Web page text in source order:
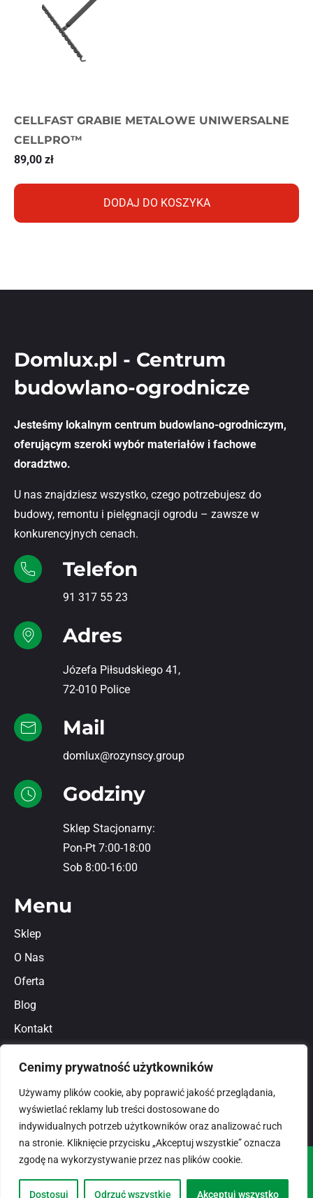
Cenimy prywatność użytkowników
Używamy plików cookie, aby poprawić jakość przeglądania,
wyświetlać reklamy lub treści dostosowane do
indywidualnych potrzeb użytkowników oraz analizować ruch
na stronie. Kliknięcie przycisku „Akceptuj wszystkie” oznacza
zgodę na wykorzystywanie przez nas plików cookie.
Dostosuj Odrzuć wszystkie Akceptuj wszystko
CELLFAST GRABIE METALOWE UNIWERSALNE
CELLPRO™
89,00 zł
DODAJ DO KOSZYKA
Domlux.pl - Centrum
budowlano-ogrodnicze
Jesteśmy lokalnym centrum budowlano-ogrodniczym,
oferującym szeroki wybór materiałów i fachowe
doradztwo.
U nas znajdziesz wszystko, czego potrzebujesz do
budowy, remontu i pielęgnacji ogrodu – zawsze w
konkurencyjnych cenach.
Telefon
91 317 55 23
Adres
Józefa Piłsudskiego 41,
72-010 Police
Mail
domlux@rozynscy.group
Godziny
Sklep Stacjonarny:
Pon-Pt 7:00-18:00
Sob 8:00-16:00
Menu
Sklep
O Nas
Oferta
Blog
Kontakt
Polityka prywatności
© 2026domlux.plZaprojektowany przez: